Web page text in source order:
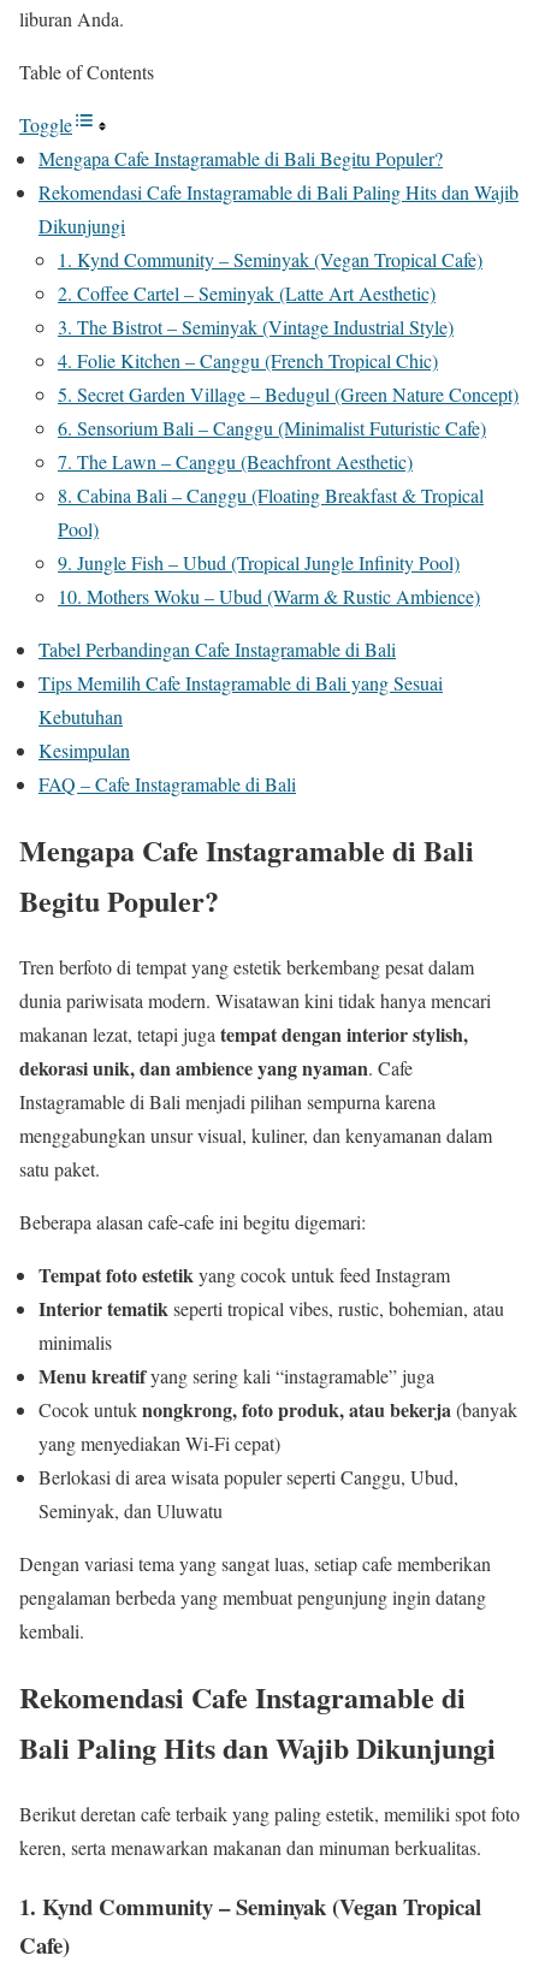
liburan Anda.
Table of Contents
Toggle
Mengapa Cafe Instagramable di Bali Begitu Populer?
Rekomendasi Cafe Instagramable di Bali Paling Hits dan Wajib
Dikunjungi
1. Kynd Community – Seminyak (Vegan Tropical Cafe)
2. Coffee Cartel – Seminyak (Latte Art Aesthetic)
3. The Bistrot – Seminyak (Vintage Industrial Style)
4. Folie Kitchen – Canggu (French Tropical Chic)
5. Secret Garden Village – Bedugul (Green Nature Concept)
6. Sensorium Bali – Canggu (Minimalist Futuristic Cafe)
7. The Lawn – Canggu (Beachfront Aesthetic)
8. Cabina Bali – Canggu (Floating Breakfast & Tropical
Pool)
9. Jungle Fish – Ubud (Tropical Jungle Infinity Pool)
10. Mothers Woku – Ubud (Warm & Rustic Ambience)
Tabel Perbandingan Cafe Instagramable di Bali
Tips Memilih Cafe Instagramable di Bali yang Sesuai
Kebutuhan
Kesimpulan
FAQ – Cafe Instagramable di Bali
Mengapa Cafe Instagramable di Bali
Begitu Populer?
Tren berfoto di tempat yang estetik berkembang pesat dalam
dunia pariwisata modern. Wisatawan kini tidak hanya mencari
makanan lezat, tetapi jugatempat dengan interior stylish,
dekorasi unik, dan ambience yang nyaman. Cafe
Instagramable di Bali menjadi pilihan sempurna karena
menggabungkan unsur visual, kuliner, dan kenyamanan dalam
satu paket.
Beberapa alasan cafe-cafe ini begitu digemari:
Tempat foto estetikyang cocok untuk feed Instagram
Interior tematikseperti tropical vibes, rustic, bohemian, atau
minimalis
Menu kreatifyang sering kali “instagramable” juga
Cocok untuknongkrong, foto produk, atau bekerja(banyak
yang menyediakan Wi-Fi cepat)
Berlokasi di area wisata populer seperti Canggu, Ubud,
Seminyak, dan Uluwatu
Dengan variasi tema yang sangat luas, setiap cafe memberikan
pengalaman berbeda yang membuat pengunjung ingin datang
kembali.
Rekomendasi Cafe Instagramable di
Bali Paling Hits dan Wajib Dikunjungi
Berikut deretan cafe terbaik yang paling estetik, memiliki spot foto
keren, serta menawarkan makanan dan minuman berkualitas.
1. Kynd Community – Seminyak (Vegan Tropical
Cafe)